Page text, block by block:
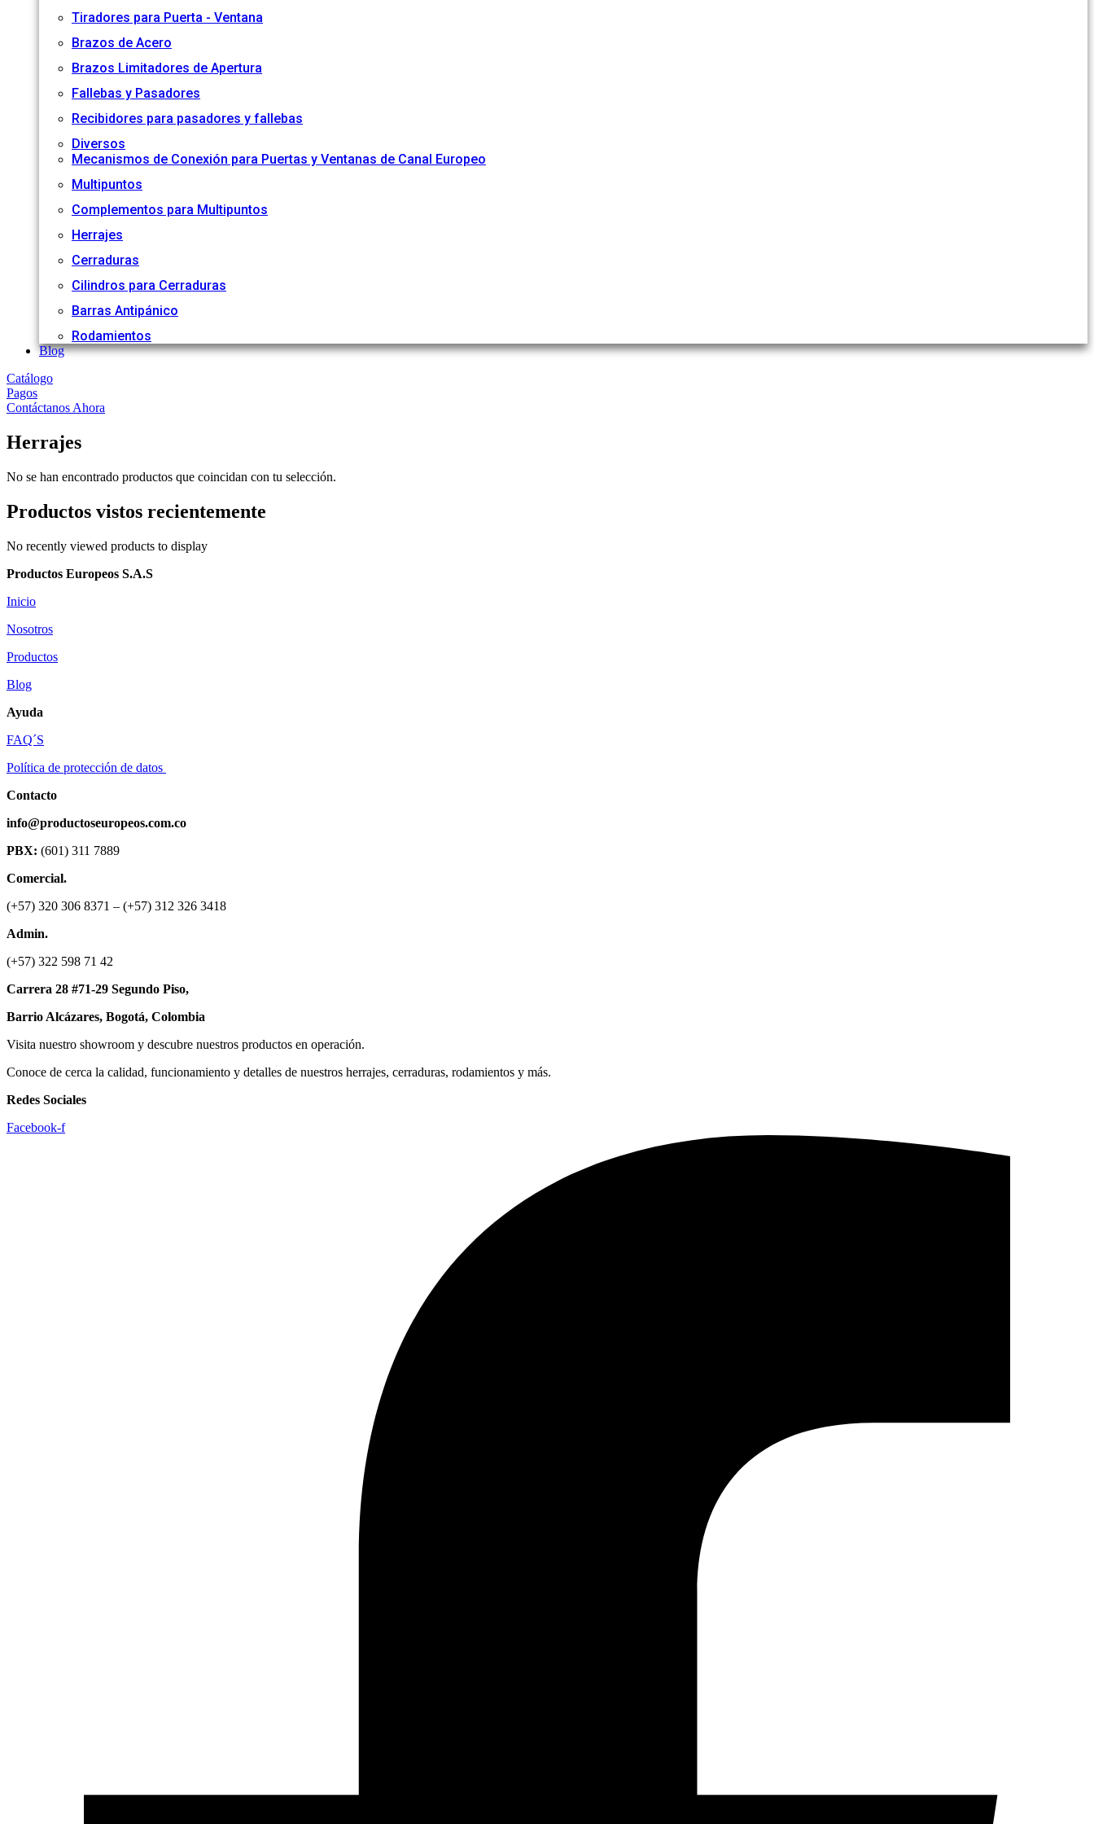
Tiradores para Puerta - Ventana
Brazos de Acero
Brazos Limitadores de Apertura
Fallebas y Pasadores
Recibidores para pasadores y fallebas
Diversos
Mecanismos de Conexión para Puertas y Ventanas de Canal Europeo
Multipuntos
Complementos para Multipuntos
Herrajes
Cerraduras
Cilindros para Cerraduras
Barras Antipánico
Rodamientos
Blog
Catálogo
Pagos
Contáctanos Ahora
Herrajes
No se han encontrado productos que coincidan con tu selección.
Productos vistos recientemente
No recently viewed products to display
Productos Europeos S.A.S
Inicio
Nosotros
Productos
Blog
Ayuda
FAQ´S
Política de protección de datos
Contacto
info@productoseuropeos.com.co
PBX: (601) 311 7889
Comercial.
(+57) 320 306 8371 – (+57) 312 326 3418
Admin.
(+57) 322 598 71 42
Carrera 28 #71-29 Segundo Piso,
Barrio Alcázares, Bogotá, Colombia
Visita nuestro showroom y descubre nuestros productos en operación.
Conoce de cerca la calidad, funcionamiento y detalles de nuestros herrajes, cerraduras, rodamientos y más.
Redes Sociales
Facebook-f